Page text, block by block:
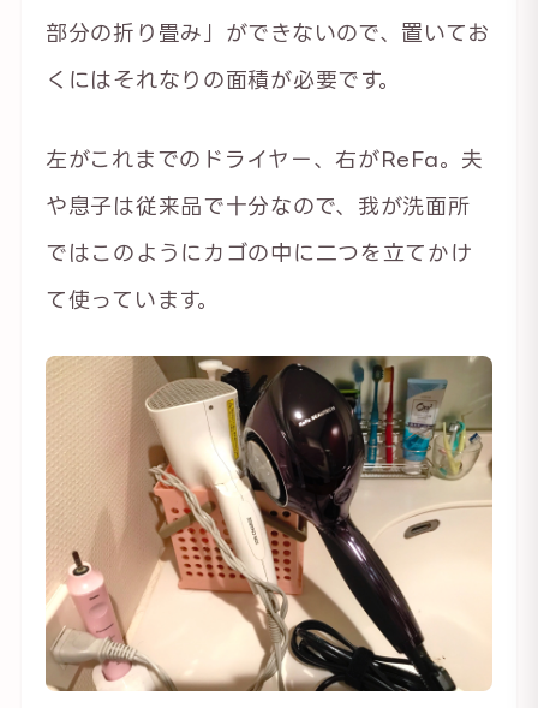
部分の折り畳み」ができないので、置いてお
くにはそれなりの面積が必要です。
左がこれまでのドライヤー、右がReFa。夫
や息子は従来品で十分なので、我が洗面所
ではこのようにカゴの中に二つを立てかけ
て使っています。